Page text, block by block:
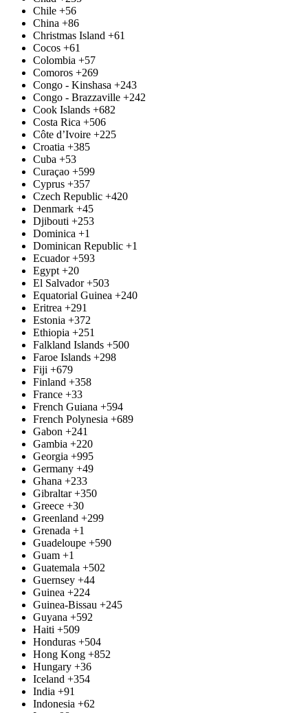
Chile +56
China +86
Christmas Island +61
Cocos +61
Colombia +57
Comoros +269
Congo - Kinshasa +243
Congo - Brazzaville +242
Cook Islands +682
Costa Rica +506
Côte d’Ivoire +225
Croatia +385
Cuba +53
Curaçao +599
Cyprus +357
Czech Republic +420
Denmark +45
Djibouti +253
Dominica +1
Dominican Republic +1
Ecuador +593
Egypt +20
El Salvador +503
Equatorial Guinea +240
Eritrea +291
Estonia +372
Ethiopia +251
Falkland Islands +500
Faroe Islands +298
Fiji +679
Finland +358
France +33
French Guiana +594
French Polynesia +689
Gabon +241
Gambia +220
Georgia +995
Germany +49
Ghana +233
Gibraltar +350
Greece +30
Greenland +299
Grenada +1
Guadeloupe +590
Guam +1
Guatemala +502
Guernsey +44
Guinea +224
Guinea-Bissau +245
Guyana +592
Haiti +509
Honduras +504
Hong Kong +852
Hungary +36
Iceland +354
India +91
Indonesia +62